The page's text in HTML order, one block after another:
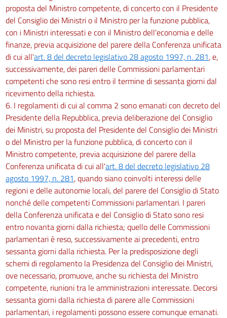
proposta del Ministro competente, di concerto con il Presidente
del Consiglio dei Ministri o il Ministro per la funzione pubblica,
con i Ministri interessati e con il Ministro dell'economia e delle
finanze, previa acquisizione del parere della Conferenza unificata
di cui all'art. 8 del decreto legislativo 28 agosto 1997, n. 281, e,
successivamente, dei pareri delle Commissioni parlamentari
competenti che sono resi entro il termine di sessanta giorni dal
ricevimento della richiesta.
6. I regolamenti di cui al comma 2 sono emanati con decreto del
Presidente della Repubblica, previa deliberazione del Consiglio
dei Ministri, su proposta del Presidente del Consiglio dei Ministri
o del Ministro per la funzione pubblica, di concerto con il
Ministro competente, previa acquisizione del parere della
Conferenza unificata di cui all'art. 8 del decreto legislativo 28
agosto 1997, n. 281, quando siano coinvolti interessi delle
regioni e delle autonomie locali, del parere del Consiglio di Stato
nonché delle competenti Commissioni parlamentari. I pareri
della Conferenza unificata e del Consiglio di Stato sono resi
entro novanta giorni dalla richiesta; quello delle Commissioni
parlamentari è reso, successivamente ai precedenti, entro
sessanta giorni dalla richiesta. Per la predisposizione degli
schemi di regolamento la Presidenza del Consiglio dei Ministri,
ove necessario, promuove, anche su richiesta del Ministro
competente, riunioni tra le amministrazioni interessate. Decorsi
sessanta giorni dalla richiesta di parere alle Commissioni
parlamentari, i regolamenti possono essere comunque emanati.